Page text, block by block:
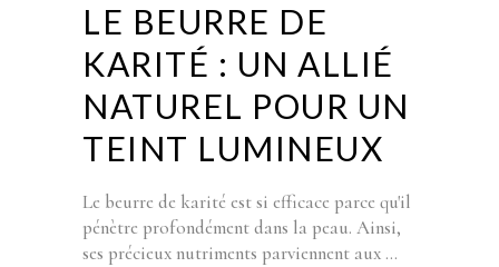
LE BEURRE DE
KARITÉ : UN ALLIÉ
NATUREL POUR UN
TEINT LUMINEUX
Le beurre de karité est si efficace parce qu'il
pénètre profondément dans la peau. Ainsi,
ses précieux nutriments parviennent aux